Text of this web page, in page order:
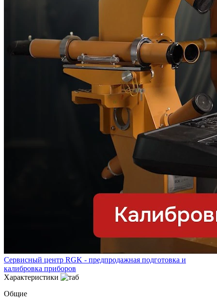
Сервисный центр RGK - предпродажная подготовка и
калибровка приборов
Характеристики
Общие